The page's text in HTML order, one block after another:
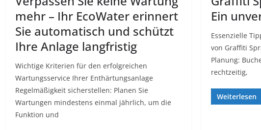
mehr – Ihr EcoWater erinnert
Sie automatisch und schützt
Ihre Anlage langfristig
Wichtige Kriterien für den erfolgreichen
Wartungsservice Ihrer Enthärtungsanlage
Regelmäßigkeit sicherstellen: Planen Sie
Wartungen mindestens einmal jährlich, um die
Funktion und
Ein
Essenzielle
von Graffiti
Planung:
rechtzeitig,
Weiterlesen